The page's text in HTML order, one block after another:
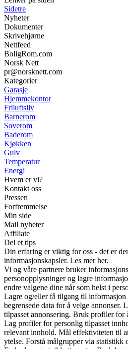
Sidetre
Nyheter
Dokumenter
Skrivehjørne
Nettfeed
BoligRom.com
Norsk Nett
pr@norsknett.com
Kategorier
Garasje
Hjemmekontor
Friluftsliv
Barnerom
Soverom
Baderom
Kjøkken
Gulv
Temperatur
Energi
Hvem er vi?
Kontakt oss
Pressen
Forfremmelse
Min side
Mail nyheter
Affiliate
Del et tips
Din erfaring er viktig for oss - det er
informasjonskapsler. Les mer her.
Vi og våre partnere bruker
personopplysninger og lagre
endre valgene dine når som helst i
Lagre og/eller få tilgang til informasjon
begrensede data for å velge annonser.
tilpasset annonsering. Bruk profiler for
Lag profiler for personlig tilpasset
relevant innhold. Mål effektiviteten til
ytelse. Forstå målgrupper via statistikk